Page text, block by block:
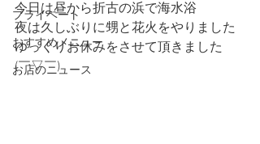
プライベート
おすすめメニュー
お店のニュース
今日は昼から折古の浜で海水浴
夜は久しぶりに甥と花火をやりました
ゆっくりお休みをさせて頂きました
(￣▽￣)